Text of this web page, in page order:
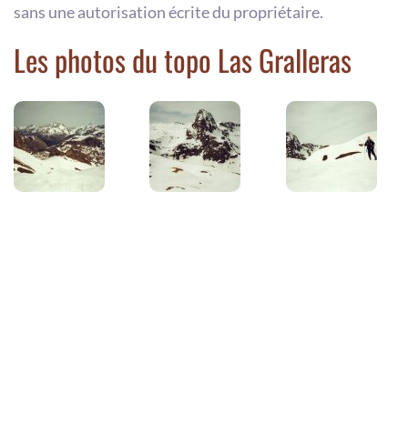
sans une autorisation écrite du propriétaire.
Les photos du topo Las Gralleras